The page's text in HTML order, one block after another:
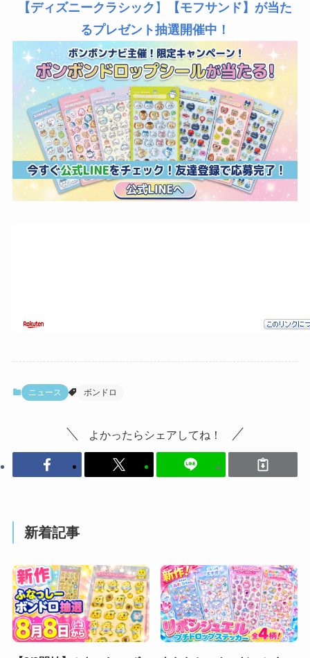
【ディズニークラシック 】
【モフサンド】が当た
るプレゼント抽選開催中！
ニュース ボンドロ
よかったらシェアしてね！
新着記事